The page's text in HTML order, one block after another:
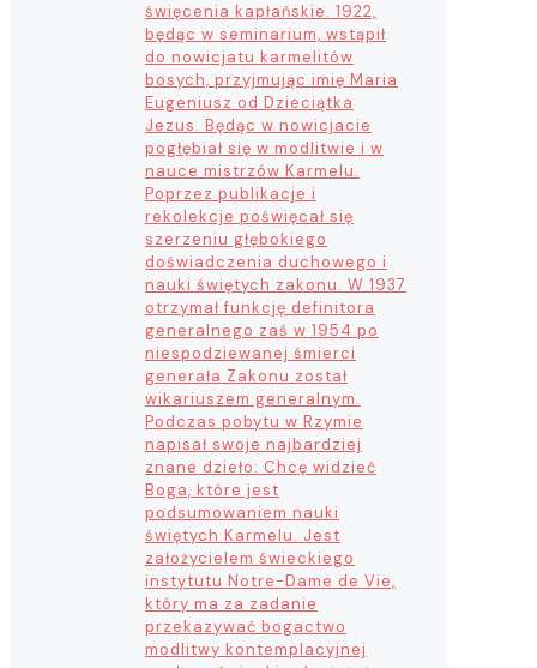
święcenia kapłańskie. 1922,
będąc w seminarium, wstąpił
do nowicjatu karmelitów
bosych, przyjmując imię Maria
Eugeniusz od Dzieciątka
Jezus. Będąc w nowicjacie
pogłębiał się w modlitwie i w
nauce mistrzów Karmelu.
Poprzez publikacje i
rekolekcje poświęcał się
szerzeniu głębokiego
doświadczenia duchowego i
nauki świętych zakonu. W 1937
otrzymał funkcję definitora
generalnego zaś w 1954 po
niespodziewanej śmierci
generała Zakonu został
wikariuszem generalnym.
Podczas pobytu w Rzymie
napisał swoje najbardziej
znane dzieło: Chcę widzieć
Boga, które jest
podsumowaniem nauki
świętych Karmelu. Jest
założycielem świeckiego
instytutu Notre-Dame de Vie,
który ma za zadanie
przekazywać bogactwo
modlitwy kontemplacyjnej